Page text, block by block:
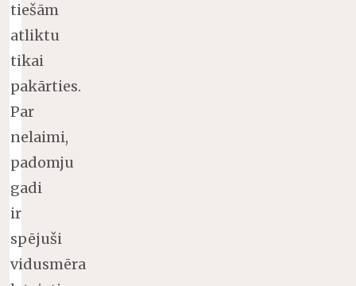
tiešām
atliktu
tikai
pakārties.
Par
nelaimi,
padomju
gadi
ir
spējuši
vidusmēra